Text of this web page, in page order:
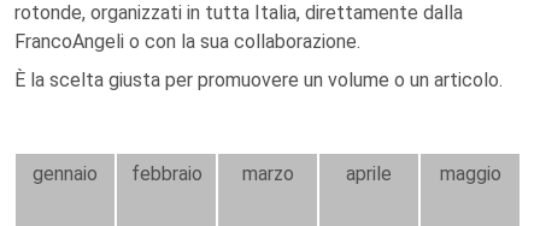
rotonde, organizzati in tutta Italia, direttamente dalla
FrancoAngeli o con la sua collaborazione.
È la scelta giusta per promuovere un volume o un articolo.
gennaio febbraio marzo aprile maggio